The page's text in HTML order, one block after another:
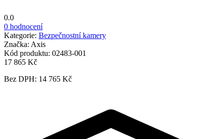
0.0
0 hodnocení
Kategorie: Bezpečnostní kamery
Značka: Axis
Kód produktu: 02483-001
17 865 Kč
Bez DPH: 14 765 Kč